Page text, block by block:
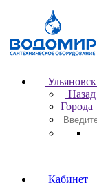
Ульяновск
Назад
Города
Кабинет